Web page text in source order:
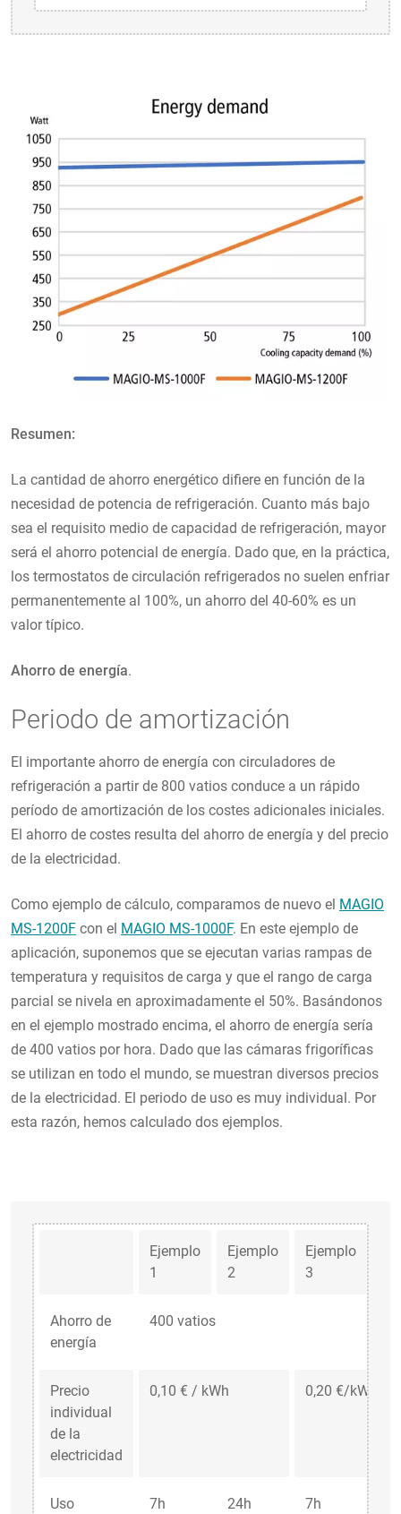
Resumen:
La cantidad de ahorro energético difiere en función de la
necesidad de potencia de refrigeración. Cuanto más bajo
sea el requisito medio de capacidad de refrigeración, mayor
será el ahorro potencial de energía. Dado que, en la práctica,
los termostatos de circulación refrigerados no suelen enfriar
permanentemente al 100%, un ahorro del 40-60% es un
valor típico.
Ahorro de energía.
Periodo de amortización
El importante ahorro de energía con circuladores de
refrigeración a partir de 800 vatios conduce a un rápido
período de amortización de los costes adicionales iniciales.
El ahorro de costes resulta del ahorro de energía y del precio
de la electricidad.
Como ejemplo de cálculo, comparamos de nuevo el MAGIO
MS-1200F con el MAGIO MS-1000F. En este ejemplo de
aplicación, suponemos que se ejecutan varias rampas de
temperatura y requisitos de carga y que el rango de carga
parcial se nivela en aproximadamente el 50%. Basándonos
en el ejemplo mostrado encima, el ahorro de energía sería
de 400 vatios por hora. Dado que las cámaras frigoríficas
se utilizan en todo el mundo, se muestran diversos precios
de la electricidad. El periodo de uso es muy individual. Por
esta razón, hemos calculado dos ejemplos.
Ejemplo
1
Ejemplo
2
Ejemplo
3
Ahorro de
energía
400 vatios
Precio
individual
de la
electricidad
0,10 € / kWh 0,20 €/kWh
Uso
7h 24h 7h